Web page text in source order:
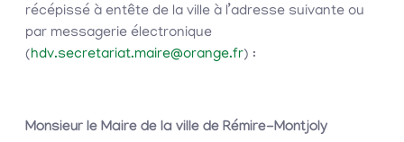
récépissé à entête de la ville à l’adresse suivante ou
par messagerie électronique
(hdv.secretariat.maire@orange.fr) :
Monsieur le Maire de la ville de Rémire-Montjoly